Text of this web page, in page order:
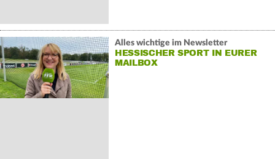
Alles wichtige im Newsletter
HESSISCHER SPORT IN EURER
MAILBOX